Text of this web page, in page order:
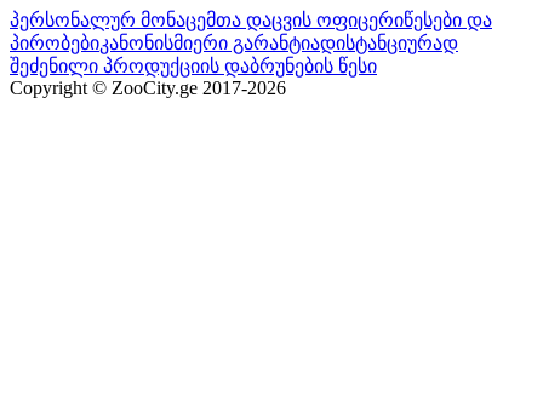
პერსონალურ მონაცემთა დაცვის ოფიცერიწესები და
პირობებიკანონისმიერი გარანტიადისტანციურად
შეძენილი პროდუქციის დაბრუნების წესი
Copyright © ZooCity.ge 2017-2026